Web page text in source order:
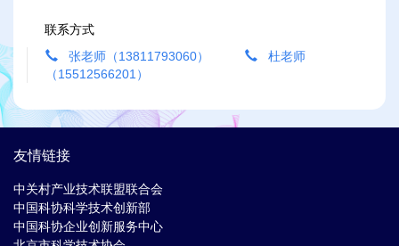
联系方式
张老师（13811793060）
杜老师
（15512566201）
友情链接
中关村产业技术联盟联合会
中国科协科学技术创新部
中国科协企业创新服务中心